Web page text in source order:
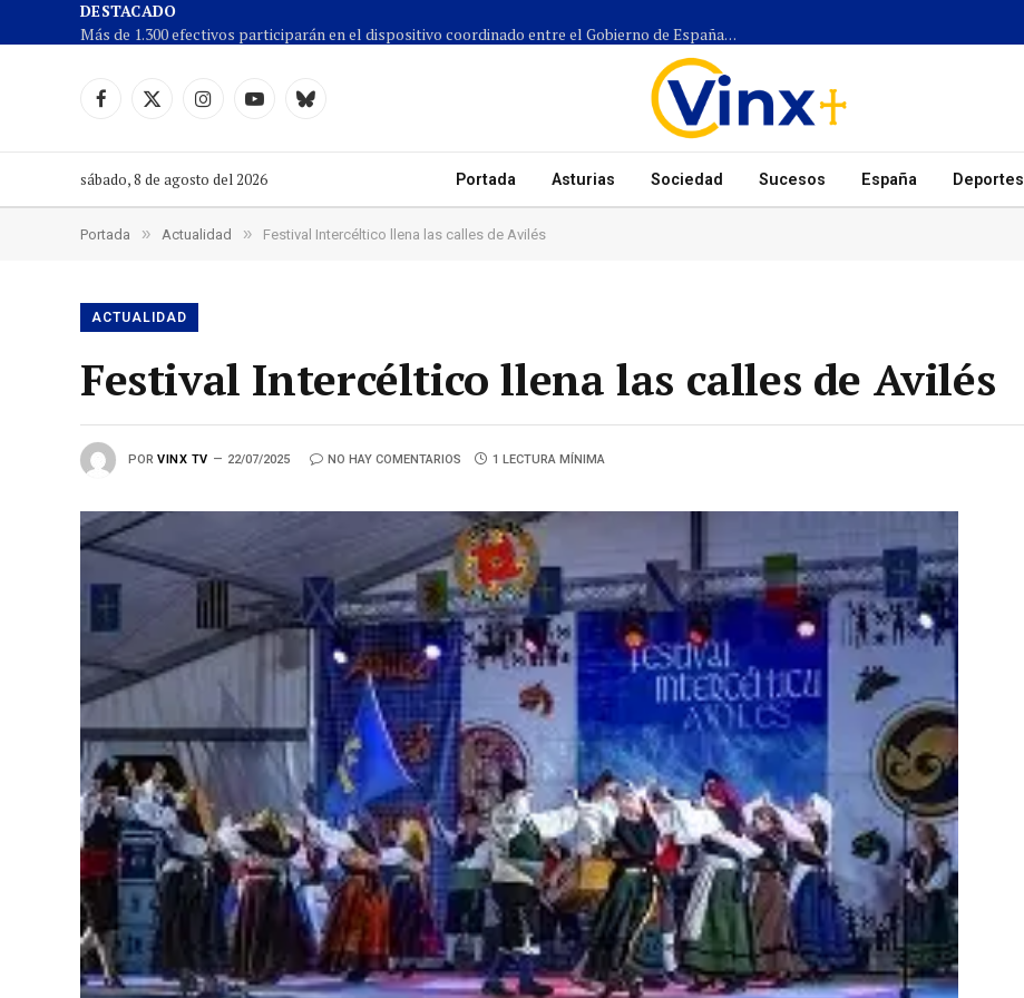
DESTACADO
Más de 1.300 efectivos participarán en el dispositivo coordinado entre el Gobierno de España, el Principado de Asturias y los ayuntamientos para el eclipse del 12 de agosto
Facebook
X
InstagramYouTubeCielo
sábado, 8 de agosto del 2026 Portada Asturias Sociedad Sucesos España Deportes
Portada » Actualidad » Festival Intercéltico llena las calles de Avilés
ACTUALIDAD
Festival Intercéltico llena las calles de Avilés
POR VINX TV 22/07/2025 NO HAY COMENTARIOS 1 LECTURA MÍNIMA